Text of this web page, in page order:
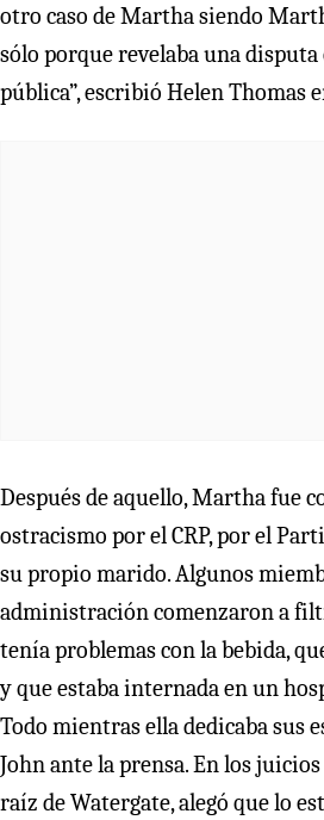
otro caso de Martha siendo
sólo porque revelaba una
pública”, escribió Helen Thomas
Después de aquello, Martha fue
ostracismo por el CRP, por el
su propio marido. Algunos
administración comenzaron a
tenía problemas con la bebida,
y que estaba internada en un
Todo mientras ella dedicaba sus
John ante la prensa. En los
raíz de Watergate, alegó que lo